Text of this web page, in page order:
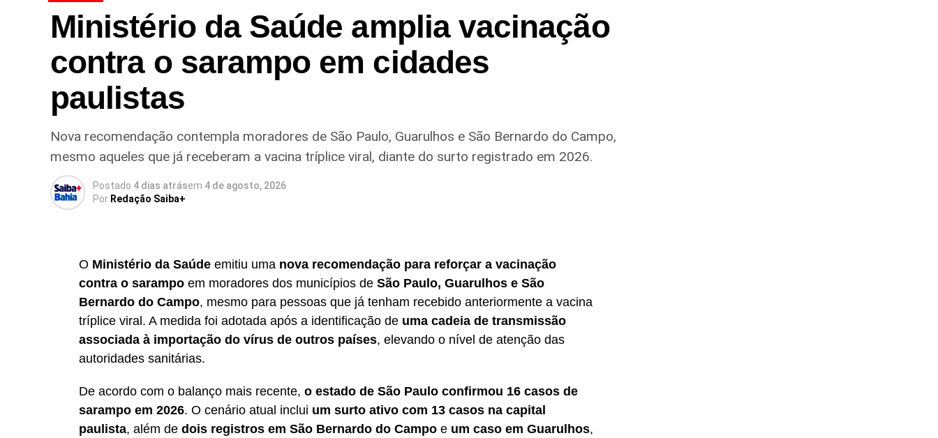
Ministério da Saúde amplia vacinação
contra o sarampo em cidades
paulistas
Nova recomendação contempla moradores de São Paulo, Guarulhos e São Bernardo do Campo,
mesmo aqueles que já receberam a vacina tríplice viral, diante do surto registrado em 2026.
Postado 4 dias atrásem 4 de agosto, 2026
Por Redação Saiba+
O Ministério da Saúde emitiu uma nova recomendação para reforçar a vacinação
contra o sarampo em moradores dos municípios de São Paulo, Guarulhos e São
Bernardo do Campo, mesmo para pessoas que já tenham recebido anteriormente a vacina
tríplice viral. A medida foi adotada após a identificação de uma cadeia de transmissão
associada à importação do vírus de outros países, elevando o nível de atenção das
autoridades sanitárias.
De acordo com o balanço mais recente, o estado de São Paulo confirmou 16 casos de
sarampo em 2026. O cenário atual inclui um surto ativo com 13 casos na capital
paulista, além de dois registros em São Bernardo do Campo e um caso em Guarulhos,